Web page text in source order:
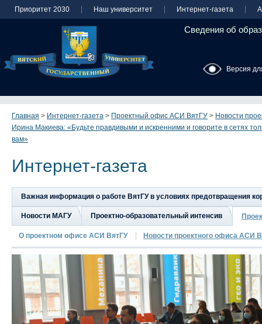
Приоритет 2030 Наш университет Интернет-газета
Сведения об
Версия
Главная > Интернет-газета > Проектный офис АСИ ВятГУ > Новости
Ирина Макиева: «Будьте правдивыми и искренними и говорите в сетях
вам»
Интернет-газета
Важная информация о работе ВятГУ в условиях предотвращения
Новости МАГУ Проектно-образовательный интенсив
О проектном офисе АСИ ВятГУ Новости проектного офиса АСИ